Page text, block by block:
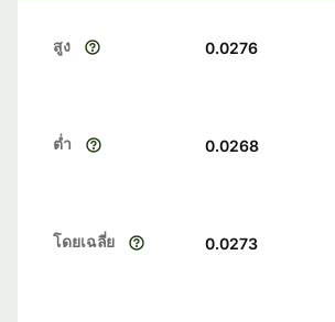
สูง 0.0276
ต่ำ 0.0268
โดยเฉลี่ย 0.0273